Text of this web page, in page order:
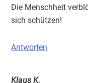
Die Menschheit
sich schützen!
Antworten
Klaus K.